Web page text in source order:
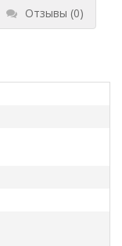
Отзывы (0)